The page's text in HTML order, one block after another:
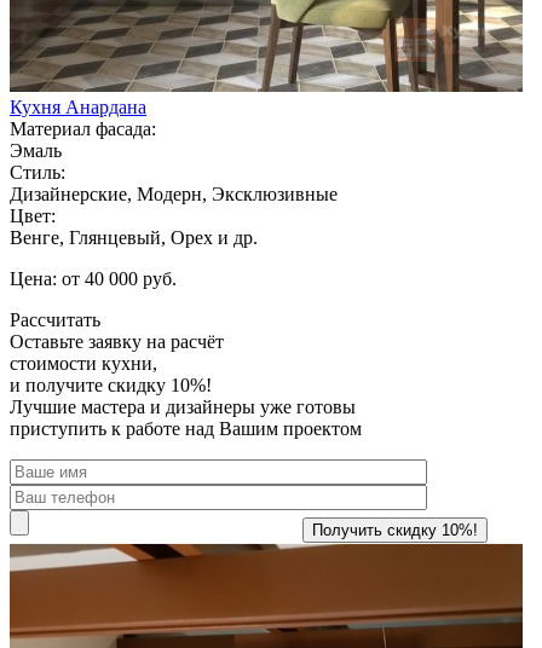
Кухня Анардана
Материал фасада:
Эмаль
Стиль:
Дизайнерские, Модерн, Эксклюзивные
Цвет:
Венге, Глянцевый, Орех и др.
Цена: от 40 000 руб.
Рассчитать
Оставьте заявку на расчёт
стоимости кухни,
и получите скидку 10%!
Лучшие мастера и дизайнеры уже готовы
приступить к работе над Вашим проектом